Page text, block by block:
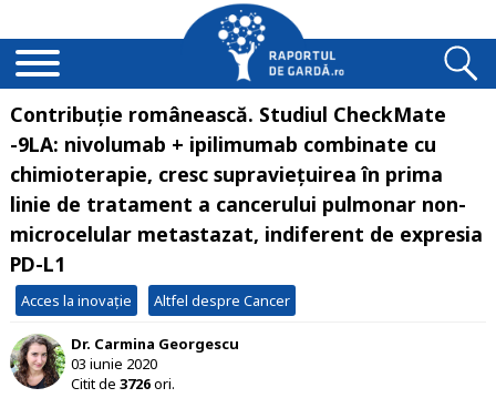
Contribuție românească. Studiul CheckMate
-9LA: nivolumab + ipilimumab combinate cu
chimioterapie, cresc supraviețuirea în prima
linie de tratament a cancerului pulmonar non-
microcelular metastazat, indiferent de expresia
PD-L1
Acces la inovație Altfel despre Cancer
Dr. Carmina Georgescu
03 iunie 2020
Citit de 3726ori.